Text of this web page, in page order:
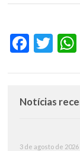
Notícias
3 de agosto de 2026